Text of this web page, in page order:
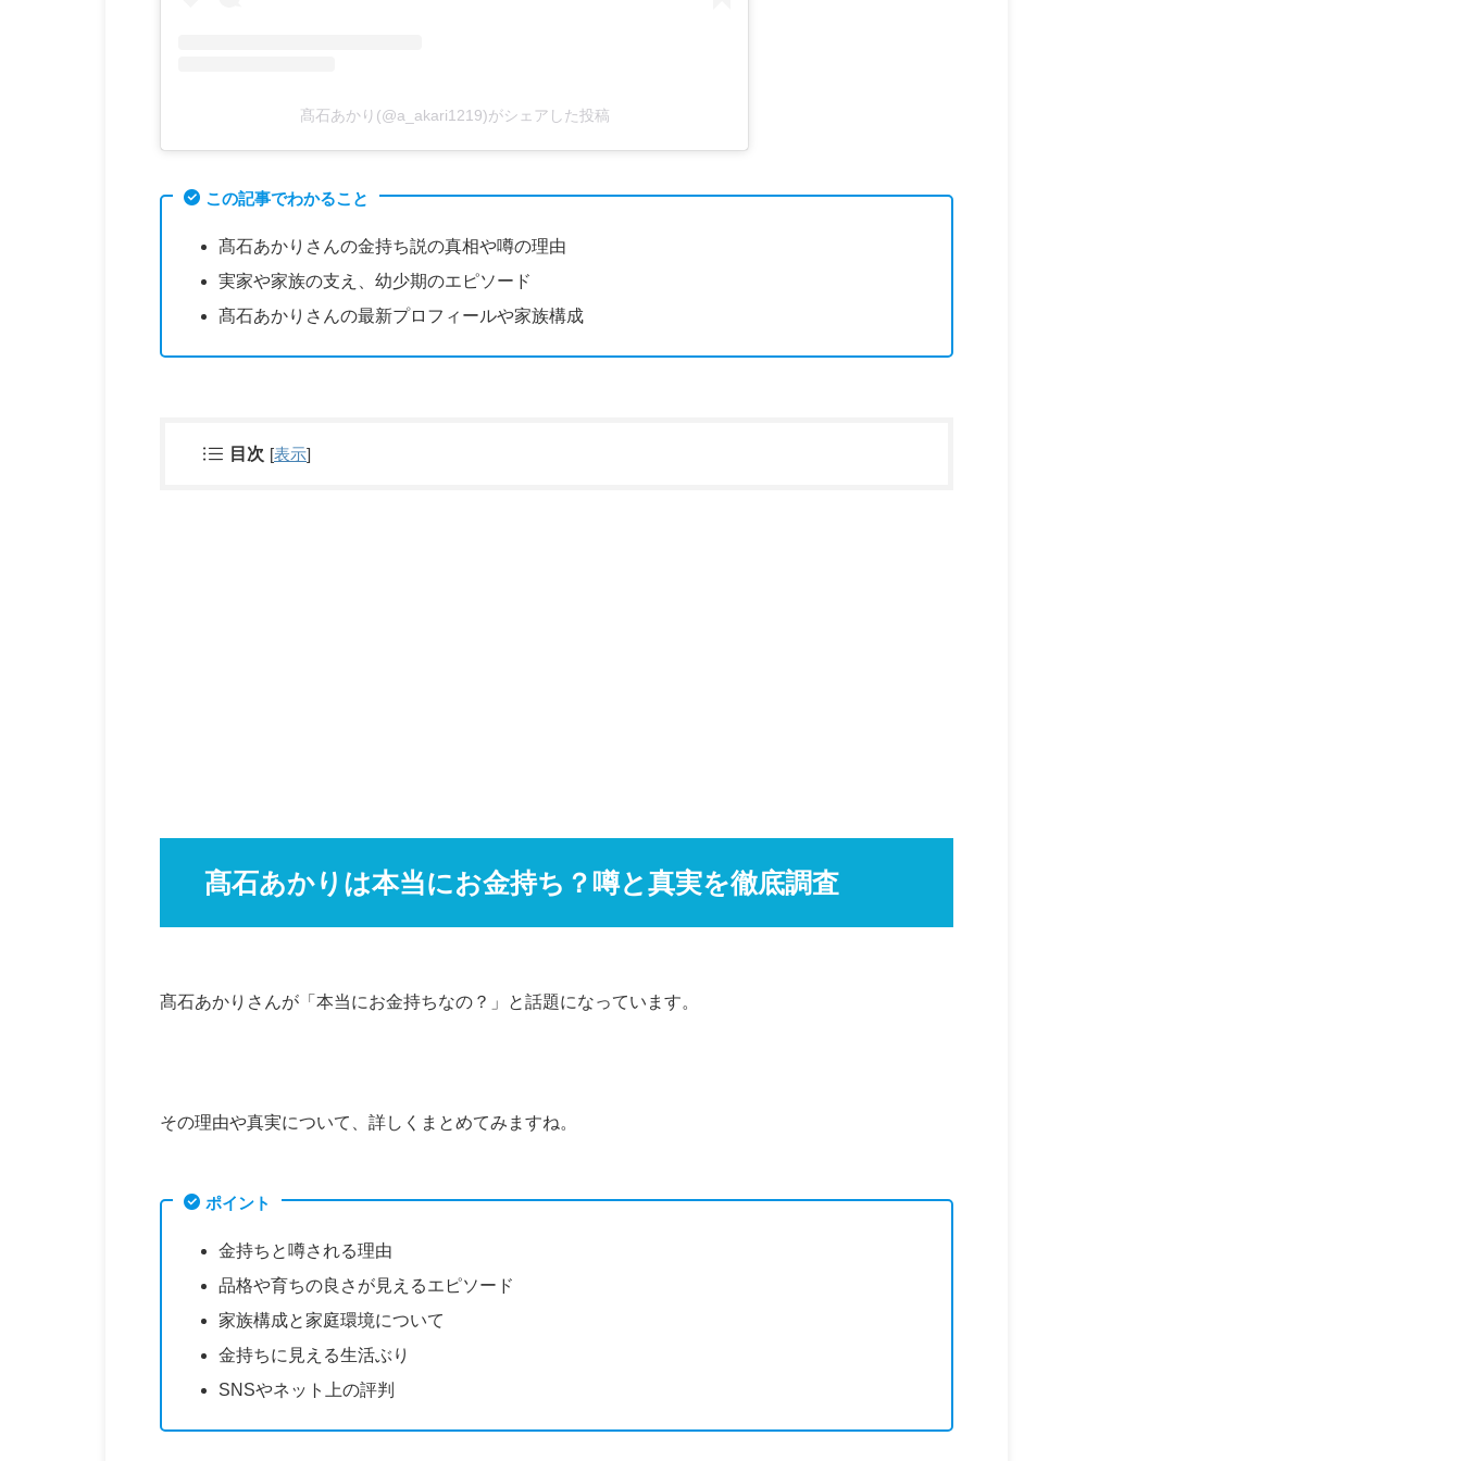
髙石あかり(@a_akari1219)がシェアした投稿
この記事でわかること
髙石あかりさんの金持ち説の真相や噂の理由
実家や家族の支え、幼少期のエピソード
髙石あかりさんの最新プロフィールや家族構成
目次 [表示]
髙石あかりは本当にお金持ち？噂と真実を徹底調査
髙石あかりさんが「本当にお金持ちなの？」と話題になっています。
その理由や真実について、詳しくまとめてみますね。
ポイント
金持ちと噂される理由
品格や育ちの良さが見えるエピソード
家族構成と家庭環境について
金持ちに見える生活ぶり
SNSやネット上の評判